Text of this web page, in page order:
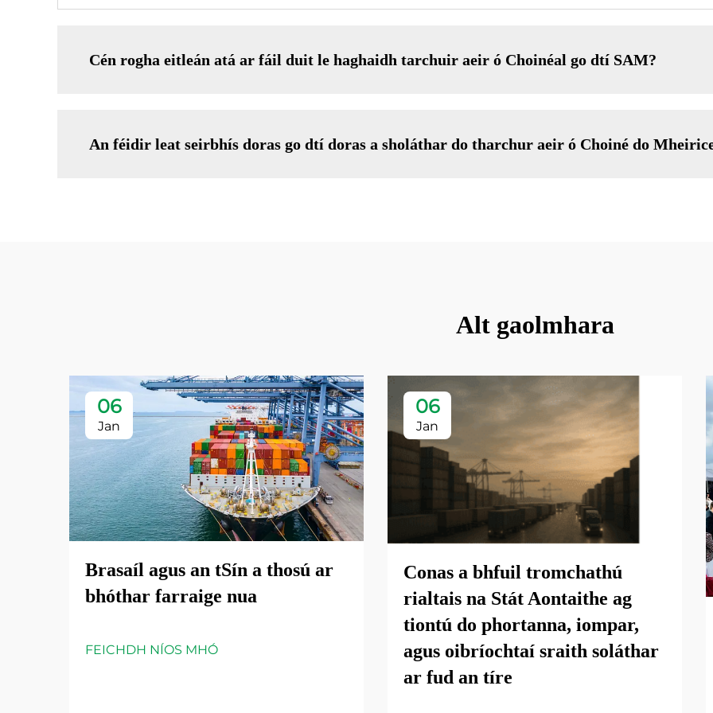
Cén rogha eitleán atá ar fáil duit le haghaidh tarchuir aeir ó Choinéal go dtí SAM?
An féidir leat seirbhís doras go dtí doras a sholáthar do tharchur aeir ó Choiné do
Alt gaolmhara
06
Jan
Brasaíl agus an tSín a thosú ar
bhóthar farraige nua
FEICHDH NÍOS MHÓ
06
Jan
Conas a bhfuil tromchathú
rialtais na Stát Aontaithe ag
tiontú do phortanna, iompar,
agus oibríochtaí sraith soláthar
ar fud an tíre